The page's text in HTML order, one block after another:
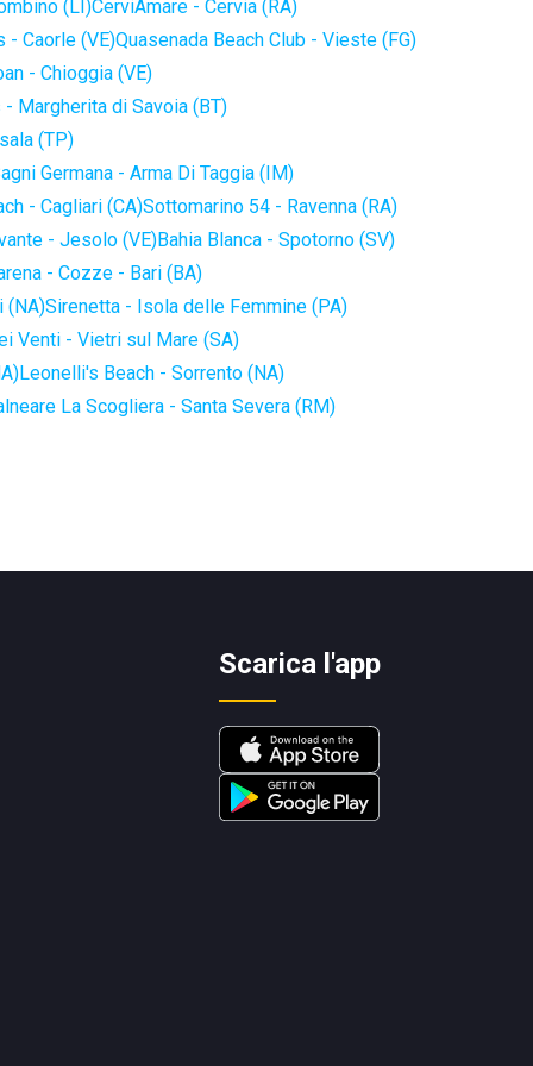
(LI)CerviAmare - Cervia (RA)
- Caorle (VE)Quasenada Beach Club - Vieste (FG)
- Chioggia (VE)
Margherita di Savoia (BT)
(TP)
Germana - Arma Di Taggia (IM)
- Cagliari (CA)Sottomarino 54 - Ravenna (RA)
- Jesolo (VE)Bahia Blanca - Spotorno (SV)
- Cozze - Bari (BA)
(NA)Sirenetta - Isola delle Femmine (PA)
Venti - Vietri sul Mare (SA)
Leonelli's Beach - Sorrento (NA)
La Scogliera - Santa Severa (RM)
Scarica l'app